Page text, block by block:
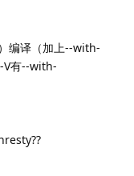
编译（加上--with-
有--with-